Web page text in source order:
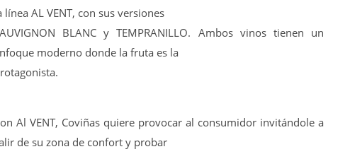
línea AL VENT, con sus versiones
BLANC y TEMPRANILLO. Ambos vinos tienen un
moderno donde la fruta es la
Al VENT, Coviñas quiere provocar al consumidor invitándole a
de su zona de confort y probar